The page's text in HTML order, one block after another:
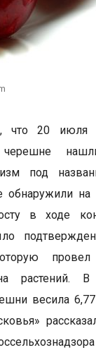
что 20 июля
под
обнаружили на
в ходе
провел
растений.
весила